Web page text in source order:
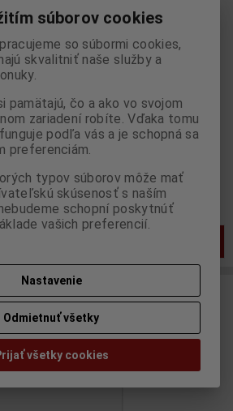
súborov cookies
so súbormi cookies,
skvalitniť naše služby a
pamätajú, čo a ako vo svojom
zariadení robíte. Vďaka tomu
podľa vás a je schopná sa
preferenciám.
typov súborov môže mať
skúsenosť s naším
schopní poskytnúť
vašich preferencií.
Nastavenie
Odmietnuť všetky
všetky cookies